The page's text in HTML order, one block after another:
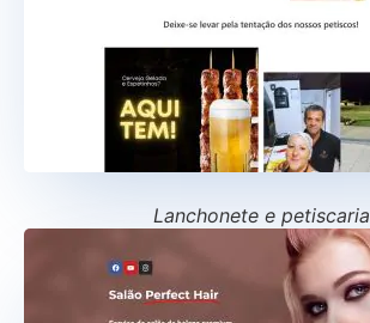
Lanchonete e petiscaria